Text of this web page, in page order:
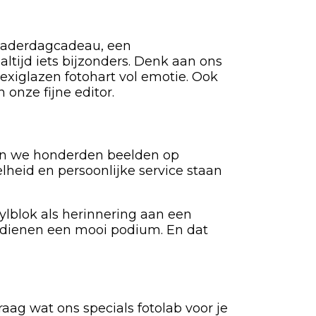
een
iets bijzonders. Denk aan ons
fotohart vol emotie. Ook
onze fijne editor.
we honderden beelden op
en persoonlijke service staan
als herinnering aan een
een mooi podium. En dat
wat ons specials fotolab voor je